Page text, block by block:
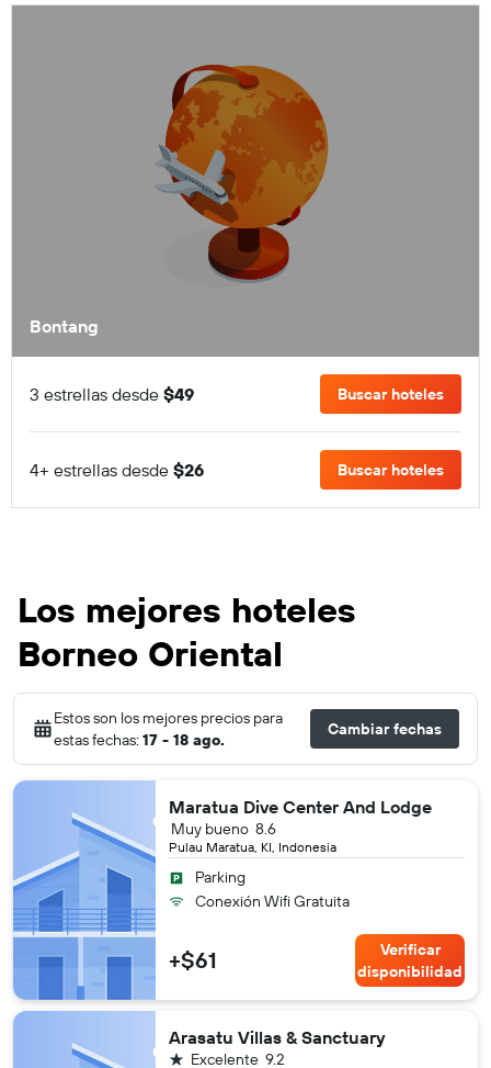
Bontang
3 estrellas desde $49 Buscar hoteles
4+ estrellas desde $26 Buscar hoteles
Los mejores hoteles
Borneo Oriental
Estos son los mejores precios para
estas fechas: 17 - 18 ago.
Cambiar fechas
Maratua Dive Center And Lodge
Pulau Maratua, KI, Indonesia
8.6
Muy bueno
Parking
Conexión Wifi Gratuita
+$61
Verificar
disponibilidad
Arasatu Villas & Sanctuary
9.2
Excelente
1 estrella